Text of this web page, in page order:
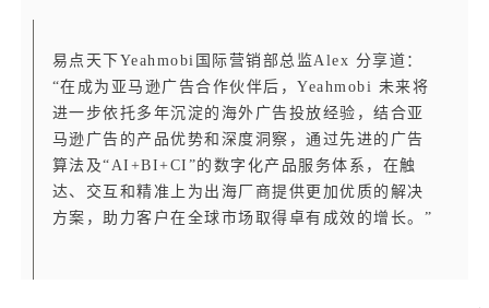
易点天下Yeahmobi国际营销部总监Alex 分享道：
“在成为亚马逊广告合作伙伴后，Yeahmobi 未来将
进一步依托多年沉淀的海外广告投放经验，结合亚
马逊广告的产品优势和深度洞察，通过先进的广告
算法及“AI+BI+CI”的数字化产品服务体系，在触
达、交互和精准上为出海厂商提供更加优质的解决
方案，助力客户在全球市场取得卓有成效的增长。”